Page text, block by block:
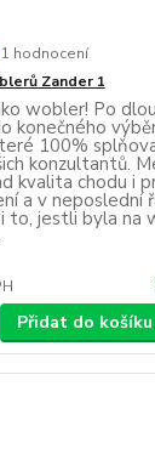
1 hodnocení
Zander 1
wobler! Po
konečného
100%
konzultantů.
kvalita chodu i
a v neposlední
to, jestli byla na
Přidat do košíku